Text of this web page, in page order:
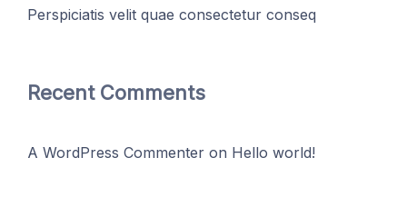
Perspiciatis velit quae consectetur conseq
Recent Comments
A WordPress Commenter on Hello world!